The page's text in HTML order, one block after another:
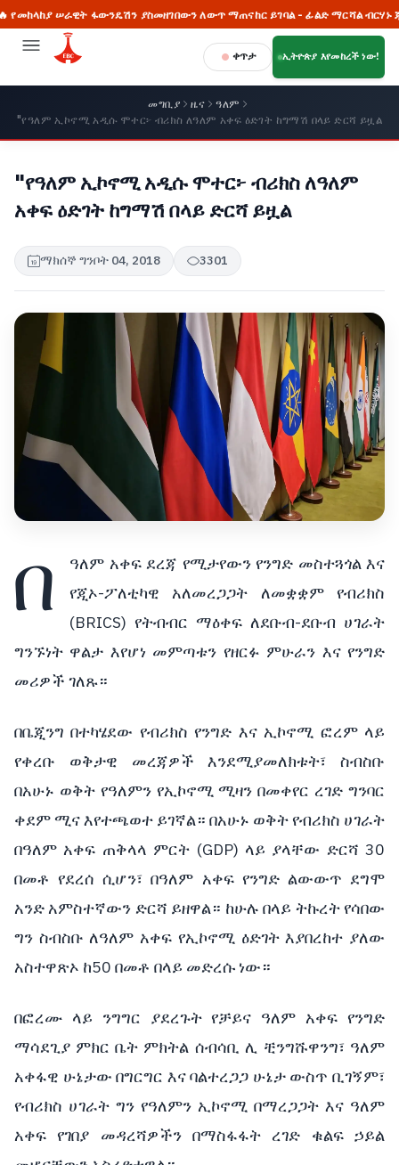
ሠራዊት ፋውንዴሽን ያስመዘገበውን ለውጥ ማጠናከር ይገባል - ፊልድ ማርሻል ብርሃኑ ጁላ
ቀጥታ ኢትዮጵያ እየመከረች ነው!
መግቢያ ዜና
ዓለም
"የዓለም ኢኮኖሚ አዲሱ ሞተር፦ ብሪክስ ለዓለም አቀፍ ዕድገት ከግማሽ በላይ ድርሻ ይዟል
"የዓለም ኢኮኖሚ አዲሱ ሞተር፦ ብሪክስ ለዓለም
አቀፍ ዕድገት ከግማሽ በላይ ድርሻ ይዟል
ማክሰኞ ግንቦት 04, 2018 3301
በ
ዓለም አቀፍ ደረጃ የሚታየውን የንግድ መስተጓጎል እና
የጂኦ-ፖለቲካዊ አለመረጋጋት ለመቋቋም የብሪክስ
(BRICS) የትብብር ማዕቀፍ ለደቡብ-ደቡብ ሀገራት
ግንኙነት ዋልታ እየሆነ መምጣቱን የዘርፉ ምሁራን እና የንግድ
መሪዎች ገለጹ።
በቤጂንግ በተካሄደው የብሪክስ የንግድ እና ኢኮኖሚ ፎረም ላይ
የቀረቡ ወቅታዊ መረጃዎች እንደሚያመለክቱት፣ ስብስቡ
በአሁኑ ወቅት የዓለምን የኢኮኖሚ ሚዛን በመቀየር ረገድ ግንባር
ቀደም ሚና እየተጫወተ ይገኛል። በአሁኑ ወቅት የብሪክስ ሀገራት
በዓለም አቀፍ ጠቅላላ ምርት (GDP) ላይ ያላቸው ድርሻ 30
በመቶ የደረሰ ሲሆን፣ በዓለም አቀፍ የንግድ ልውውጥ ደግሞ
አንድ አምስተኛውን ድርሻ ይዘዋል። ከሁሉ በላይ ትኩረት የሳበው
ግን ስብስቡ ለዓለም አቀፍ የኢኮኖሚ ዕድገት እያበረከተ ያለው
አስተዋጽኦ ከ50 በመቶ በላይ መድረሱ ነው።
በፎረሙ ላይ ንግግር ያደረጉት የቻይና ዓለም አቀፍ የንግድ
ማሳደጊያ ምክር ቤት ምክትል ሰብሳቢ ሊ ቺንግሹዋንግ፣ ዓለም
አቀፋዊ ሁኔታው በግርግር እና ባልተረጋጋ ሁኔታ ውስጥ ቢገኝም፣
የብሪክስ ሀገራት ግን የዓለምን ኢኮኖሚ በማረጋጋት እና ዓለም
አቀፍ የገበያ መዳረሻዎችን በማስፋፋት ረገድ ቁልፍ ኃይል